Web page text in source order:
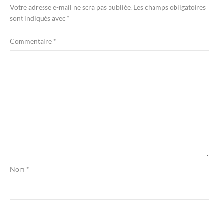
Votre adresse e-mail ne sera pas publiée. Les champs obligatoires
sont indiqués avec *
Commentaire *
Nom *